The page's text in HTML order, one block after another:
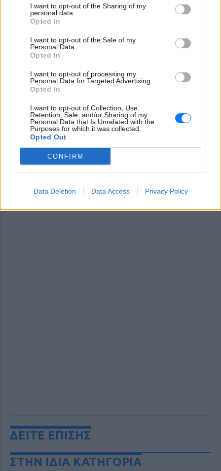
I want to opt-out of the Sharing of my
personal data.
Opted In
I want to opt-out of the Sale of my
Personal Data.
Opted In
I want to opt-out of processing my
Personal Data for Targeted Advertising.
Opted In
I want to opt-out of Collection, Use,
Retention, Sale, and/or Sharing of my
Personal Data that Is Unrelated with the
Purposes for which it was collected.
Opted Out
CONFIRM
Data Deletion Data Access Privacy Policy
Ακολουθήστε το E-Radio.gr στο
και μάθετε πρώτοι τα πιο hot νέα.
Εσύ μπήκες στο E-Daily.gr; Τα νέα της ημέρας
και ότι σου κάνει κλικ!
ΔΕΙΤΕ ΕΠΙΣΗΣ
ΣΤΗΝ ΙΔΙΑ ΚΑΤΗΓΟΡΙΑ